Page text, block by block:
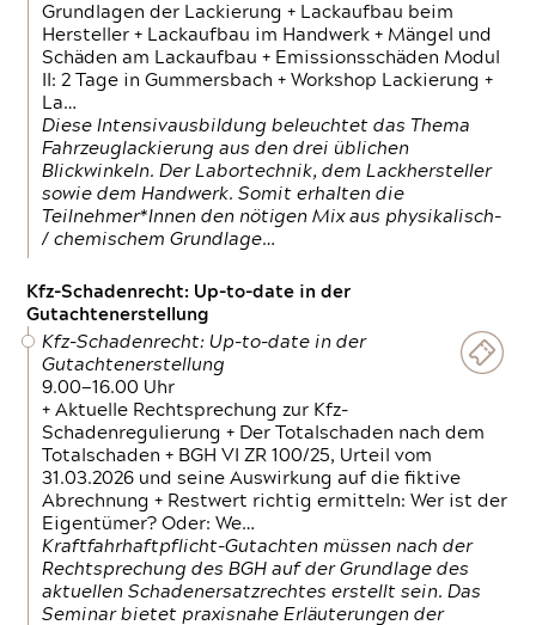
Grundlagen der Lackierung + Lackaufbau beim
Hersteller + Lackaufbau im Handwerk + Mängel und
Schäden am Lackaufbau + Emissionsschäden Modul
II: 2 Tage in Gummersbach + Workshop Lackierung +
La…
Diese Intensivausbildung beleuchtet das Thema
Fahrzeuglackierung aus den drei üblichen
Blickwinkeln. Der Labortechnik, dem Lackhersteller
sowie dem Handwerk. Somit erhalten die
Teilnehmer*Innen den nötigen Mix aus physikalisch-
/ chemischem Grundlage…
Kfz-Schadenrecht: Up-to-date in der
Gutachtenerstellung
Kfz-Schadenrecht: Up-to-date in der
Gutachtenerstellung
9.00—16.00 Uhr
+ Aktuelle Rechtsprechung zur Kfz-
Schadenregulierung + Der Totalschaden nach dem
Totalschaden + BGH VI ZR 100/25, Urteil vom
31.03.2026 und seine Auswirkung auf die fiktive
Abrechnung + Restwert richtig ermitteln: Wer ist der
Eigentümer? Oder: We…
Kraftfahrhaftpflicht-Gutachten müssen nach der
Rechtsprechung des BGH auf der Grundlage des
aktuellen Schadenersatzrechtes erstellt sein. Das
Seminar bietet praxisnahe Erläuterungen der